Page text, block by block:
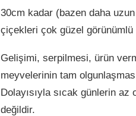
30cm kadar (bazen daha
çiçekleri çok güzel görünümlü
Gelişimi, serpilmesi, ürün
meyvelerinin tam
Dolayısıyla sıcak günlerin
değildir.